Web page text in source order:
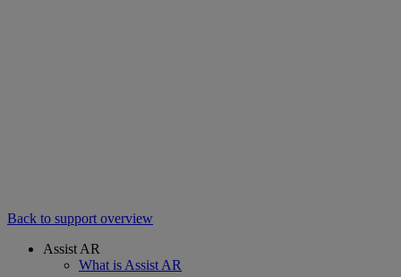
Back to support overview
Assist AR
What is Assist AR